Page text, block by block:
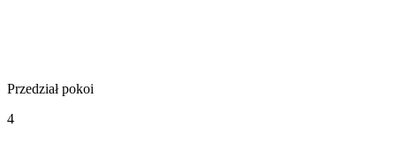
Przedział pokoi
4